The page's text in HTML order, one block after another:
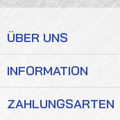
ÜBER UNS
INFORMATION
ZAHLUNGSARTEN